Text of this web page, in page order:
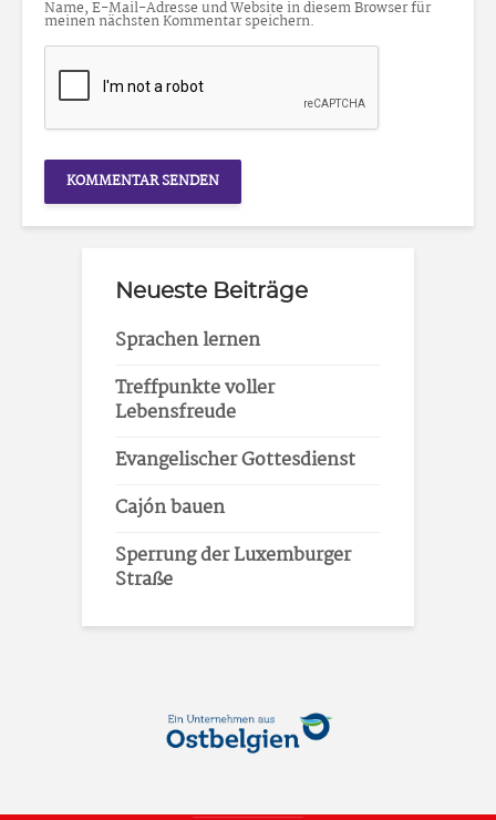
Name, E-Mail-Adresse und Website in diesem Browser für
meinen nächsten Kommentar speichern.
Neueste Beiträge
Sprachen lernen
Treffpunkte voller
Lebensfreude
Evangelischer Gottesdienst
Cajón bauen
Sperrung der Luxemburger
Straße